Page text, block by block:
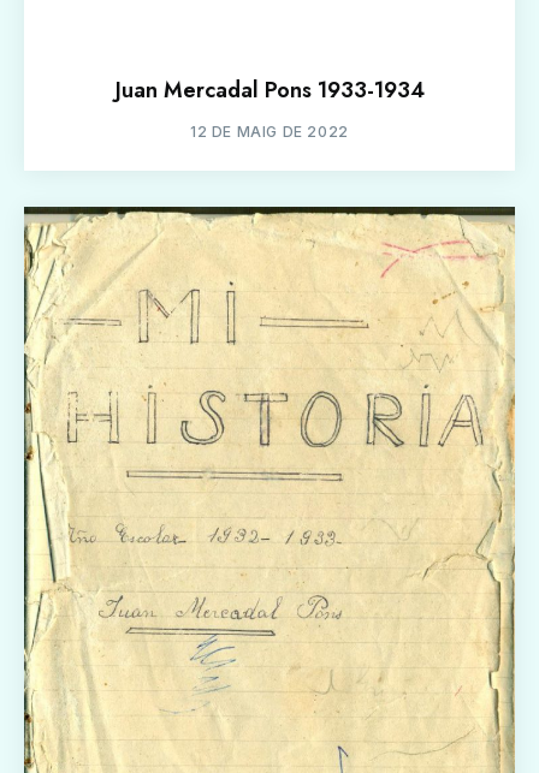
Juan Mercadal Pons 1933-1934
12 DE MAIG DE 2022